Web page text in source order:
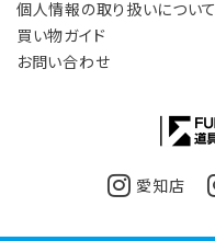
個人情報の取り扱いについて
買い物ガイド
お問い合わせ
愛知店